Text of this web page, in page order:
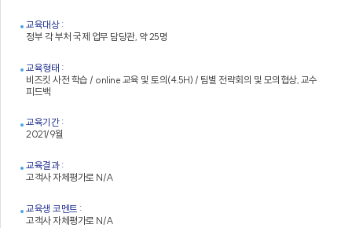
교육대상 :
정부 각 부처 국제 업무 담당관, 약 25명
교육형태 :
비즈킷 사전 학습 / online 교육 및 토의(4.5H) / 팀별 전략회의 및 모의협상, 교수
피드백
교육기간 :
2021/9월
교육결과 :
고객사 자체평가로 N/A
교육생 코멘트 :
고객사 자체평가로 N/A